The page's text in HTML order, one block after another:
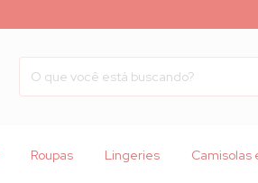
Roupas Lingeries Camisolas